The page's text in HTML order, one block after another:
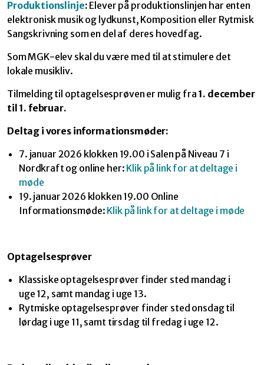
Produktionslinje: Elever på produktionslinjen har enten
elektronisk musik og lydkunst, Komposition eller Rytmisk
Sangskrivning som en del af deres hovedfag.
Som MGK-elev skal du være med til at stimulere det
lokale musikliv.
Tilmelding til optagelsesprøven er mulig fra 1. december
til 1. februar.
Deltag i vores informationsmøder:
7. januar 2026 klokken 19.00 i Salen på Niveau 7 i
Nordkraft og online her: Klik på link for at deltage i
møde
19. januar 2026 klokken 19.00 Online
Informationsmøde: Klik på link for at deltage i møde
Optagelsesprøver
Klassiske optagelsesprøver finder sted mandag i
uge 12, samt mandag i uge 13.
Rytmiske optagelsesprøver finder sted onsdag til
lørdag i uge 11, samt tirsdag til fredag i uge 12.